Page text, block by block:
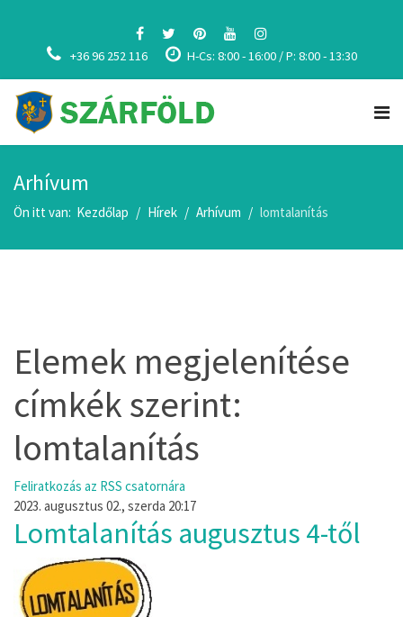
+36 96 252 116 H-Cs: 8:00 - 16:00 / P: 8:00 - 13:30
Arhívum
Ön itt van: Kezdőlap Hírek Arhívum lomtalanítás
Elemek megjelenítése
címkék szerint:
lomtalanítás
Feliratkozás az RSS csatornára
2023. augusztus 02., szerda 20:17
Lomtalanítás augusztus 4-től